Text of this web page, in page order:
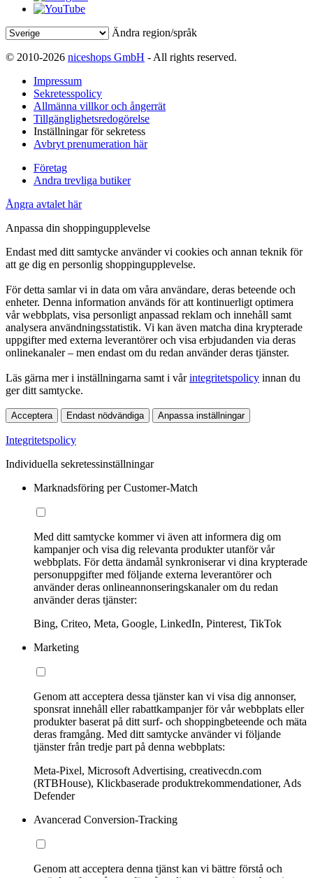
Ändra region/språk
© 2010-2026 niceshops GmbH - All rights reserved.
Impressum
Sekretesspolicy
Allmänna villkor och ångerrät
Tillgänglighetsredogörelse
Inställningar för sekretess
Avbryt prenumeration här
Företag
Andra trevliga butiker
Ångra avtalet här
Anpassa din shoppingupplevelse
Endast med ditt samtycke använder vi cookies och annan teknik för
att ge dig en personlig shoppingupplevelse.
För detta samlar vi in data om våra användare, deras beteende och
enheter. Denna information används för att kontinuerligt optimera
vår webbplats, visa personligt anpassad reklam och innehåll samt
analysera användningsstatistik. Vi kan även matcha dina krypterade
uppgifter med externa leverantörer och visa erbjudanden via deras
onlinekanaler – men endast om du redan använder deras tjänster.
Läs gärna mer i inställningarna samt i vårintegritetspolicy innan du
ger ditt samtycke.
Acceptera Endast nödvändiga Anpassa inställningar
Integritetspolicy
Individuella sekretessinställningar
Marknadsföring per Customer-Match
Med ditt samtycke kommer vi även att informera dig om
kampanjer och visa dig relevanta produkter utanför vår
webbplats. För detta ändamål synkroniserar vi dina krypterade
personuppgifter med följande externa leverantörer och
använder deras onlineannonseringskanaler om du redan
använder deras tjänster:
Bing, Criteo, Meta, Google, LinkedIn, Pinterest, TikTok
Marketing
Genom att acceptera dessa tjänster kan vi visa dig annonser,
sponsrat innehåll eller rabattkampanjer för vår webbplats eller
produkter baserat på ditt surf- och shoppingbeteende och mäta
deras framgång. Med ditt samtycke använder vi följande
tjänster från tredje part på denna webbplats:
Meta-Pixel, Microsoft Advertising, creativecdn.com
(RTBHouse), Klickbaserade produktrekommendationer, Ads
Defender
Avancerad Conversion-Tracking
Genom att acceptera denna tjänst kan vi bättre förstå och